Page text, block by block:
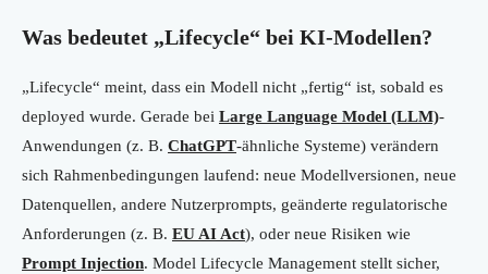
Was bedeutet „Lifecycle“ bei KI-Modellen?
„Lifecycle“ meint, dass ein Modell nicht „fertig“ ist, sobald es
deployed wurde. Gerade bei Large Language Model (LLM)-
Anwendungen (z. B. ChatGPT-ähnliche Systeme) verändern
sich Rahmenbedingungen laufend: neue Modellversionen, neue
Datenquellen, andere Nutzerprompts, geänderte regulatorische
Anforderungen (z. B. EU AI Act), oder neue Risiken wie
Prompt Injection. Model Lifecycle Management stellt sicher,